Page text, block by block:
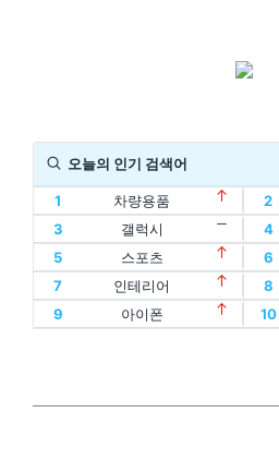
오늘의 인기 검색어
1
차량용품
11
할인
1
차량용품
11
할인
2
12
2
12
3
갤럭시
13
인텔
3
갤럭시
13
인텔
4
14
4
14
5
스포츠
15
홈트
5
스포츠
15
홈트
6
16
6
16
7
인테리어
17
에어팟
7
인테리어
8
18
8
9
아이폰
19
폴드
10
20